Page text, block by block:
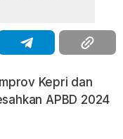
Kepri dan
APBD 2024